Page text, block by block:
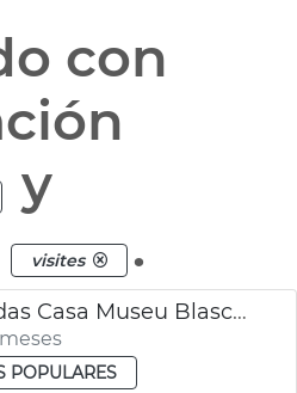
con
y
visites .
Visitas teatralizadas Casa Museu Blasco Ibáñez València
POPULARES